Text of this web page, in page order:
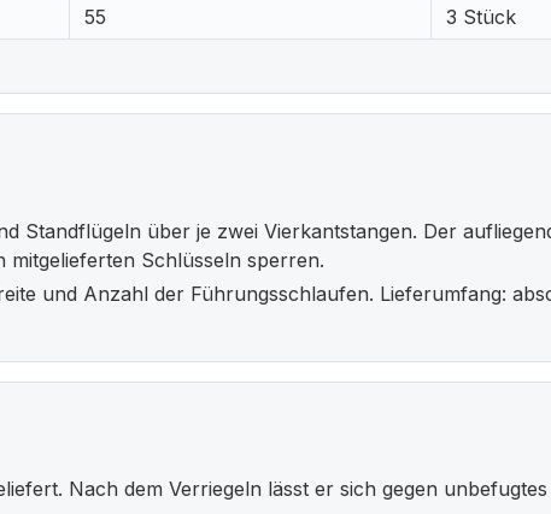
55 3 Stück
Standflügeln über je zwei Vierkantstangen. Der
Schlüsseln sperren.
und Anzahl der Führungsschlaufen. Lieferumfang:
Nach dem Verriegeln lässt er sich gegen